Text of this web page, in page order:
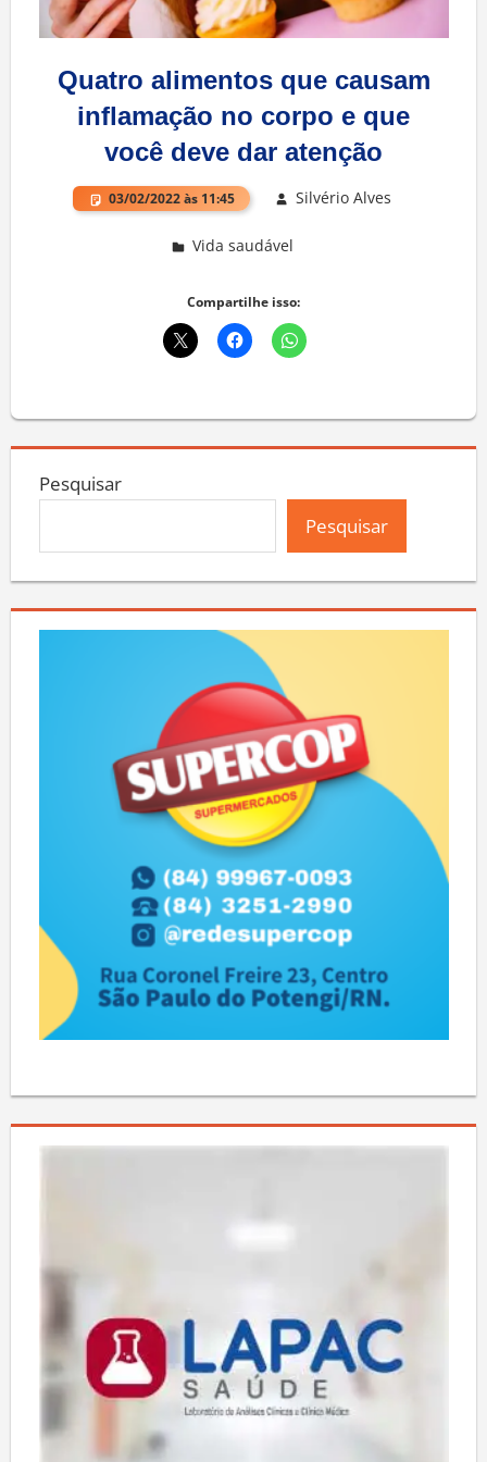
Quatro alimentos que causam
inflamação no corpo e que
você deve dar atenção
03/02/2022 às 11:45 Silvério Alves
Vida saudável
Compartilhe isso:
Pesquisar
Pesquisar